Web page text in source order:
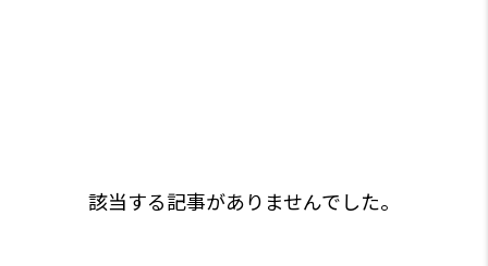
該当する記事がありませんでした。